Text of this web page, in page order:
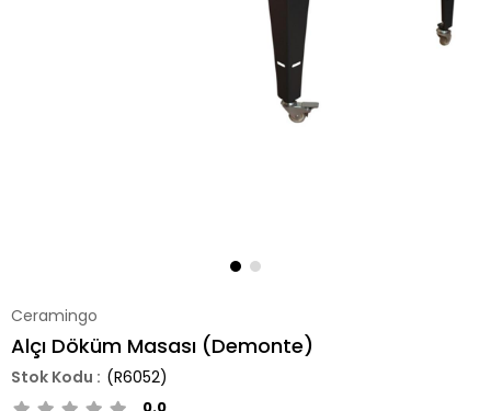
Ceramingo
Alçı Döküm Masası (Demonte)
(R6052)